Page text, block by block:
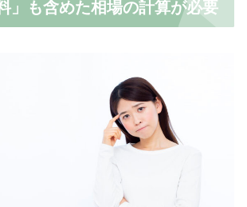
」も含めた相場の計算が必要